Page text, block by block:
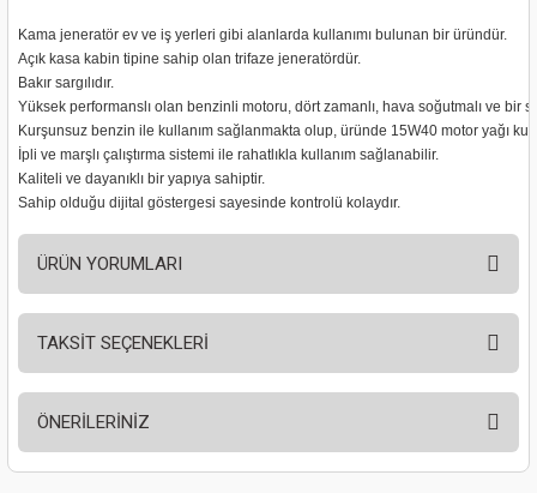
Kama jeneratör ev ve iş yerleri gibi alanlarda kullanımı bulunan bir üründür.
Açık kasa kabin tipine sahip olan trifaze jeneratördür.
Bakır sargılıdır.
Yüksek performanslı olan benzinli motoru, dört zamanlı, hava soğutmalı ve bir
Kurşunsuz benzin ile kullanım sağlanmakta olup, üründe 15W40 motor yağı
İpli ve marşlı çalıştırma sistemi ile rahatlıkla kullanım sağlanabilir.
Kaliteli ve dayanıklı bir yapıya sahiptir.
Sahip olduğu dijital göstergesi sayesinde kontrolü kolaydır.
ÜRÜN YORUMLARI
TAKSİT SEÇENEKLERİ
ÖNERİLERİNİZ